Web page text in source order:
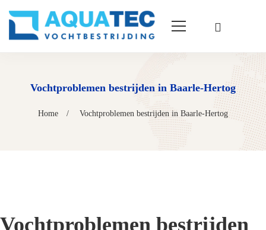
Vochtproblemen bestrijden in Baarle-Hertog
Home Vochtproblemen bestrijden in Baarle-Hertog
Vochtproblemen bestrijden